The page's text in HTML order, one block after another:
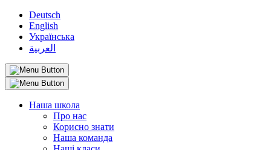
Deutsch
English
Українська
العربية
Наша школа
Про нас
Корисно знати
Наша команда